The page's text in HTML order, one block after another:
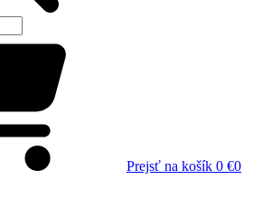
Prejsť na košík 0 €0